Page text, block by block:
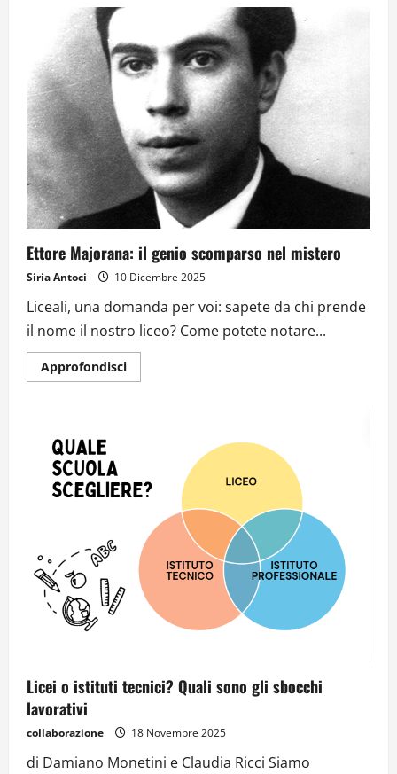
Ettore Majorana: il genio scomparso nel mistero
Siria Antoci 10 Dicembre 2025
Liceali, una domanda per voi: sapete da chi prende
il nome il nostro liceo? Come potete notare...
Approfondisci
Licei o istituti tecnici? Quali sono gli sbocchi
lavorativi
collaborazione 18 Novembre 2025
di Damiano Monetini e Claudia Ricci Siamo